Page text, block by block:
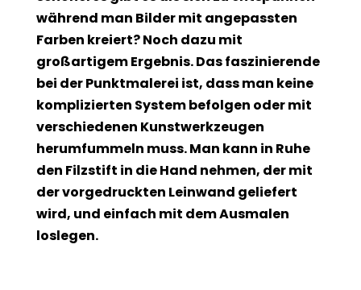
während man Bilder mit angepassten
Farben kreiert? Noch dazu mit
großartigem Ergebnis. Das faszinierende
bei der Punktmalerei ist, dass man keine
komplizierten System befolgen oder mit
verschiedenen Kunstwerkzeugen
herumfummeln muss. Man kann in Ruhe
den Filzstift in die Hand nehmen, der mit
der vorgedruckten Leinwand geliefert
wird, und einfach mit dem Ausmalen
loslegen.